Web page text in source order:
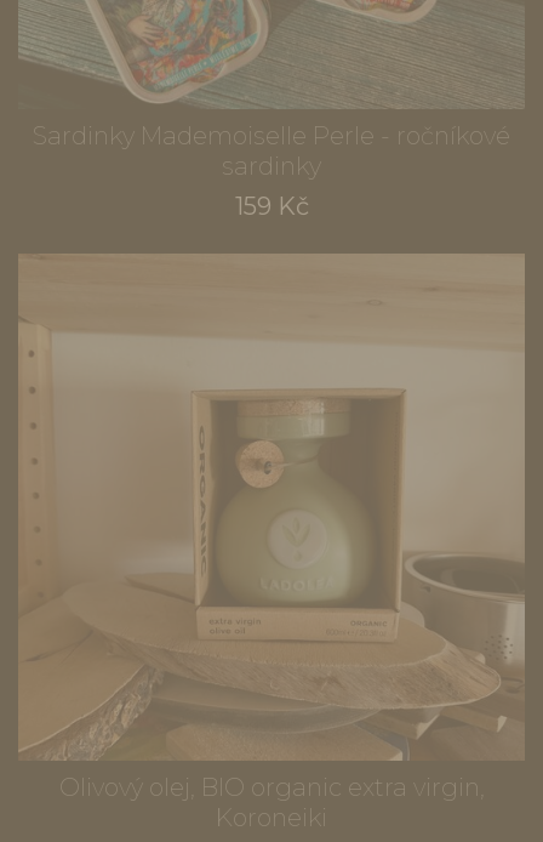
Sardinky Mademoiselle Perle - ročníkové
sardinky
159 Kč
Olivový olej, BIO organic extra virgin,
Koroneiki